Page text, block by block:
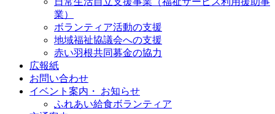
業）
ボランティア活動の支援
地域福祉協議会への支援
赤い羽根共同募金の協力
広報紙
お問い合わせ
イベント案内・ お知らせ
ふれあい給食ボランティア